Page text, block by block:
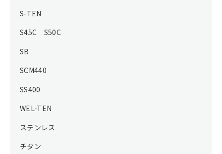
S-TEN
S45C S50C
SB
SCM440
SS400
WEL-TEN
ステンレス
チタン